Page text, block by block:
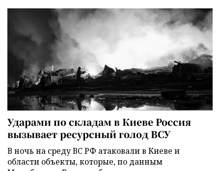
Ударами по складам в Киеве Россия
вызывает ресурсный голод ВСУ
В ночь на среду ВС РФ атаковали в Киеве и
области объекты, которые, по данным